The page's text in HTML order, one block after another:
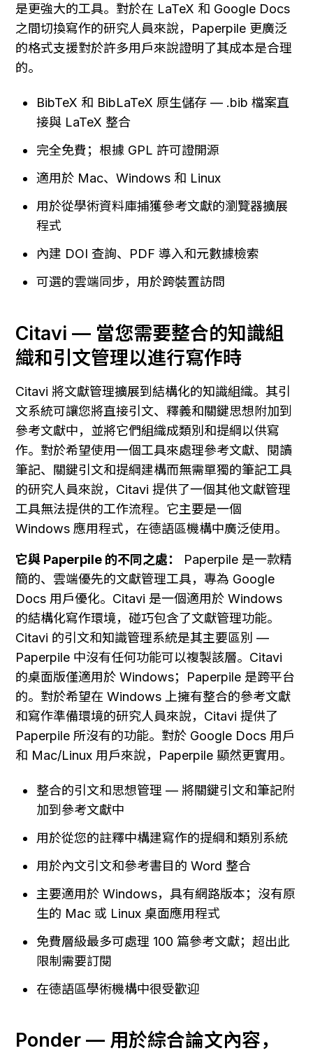
是更強大的工具。對於在 LaTeX 和 Google Docs
之間切換寫作的研究人員來說，Paperpile 更廣泛
的格式支援對於許多用戶來說證明了其成本是合理
的。
BibTeX 和 BibLaTeX 原生儲存 — .bib 檔案直
接與 LaTeX 整合
完全免費；根據 GPL 許可證開源
適用於 Mac、Windows 和 Linux
用於從學術資料庫捕獲參考文獻的瀏覽器擴展
程式
內建 DOI 查詢、PDF 導入和元數據檢索
可選的雲端同步，用於跨裝置訪問
Citavi — 當您需要整合的知識組
織和引文管理以進行寫作時
Citavi 將文獻管理擴展到結構化的知識組織。其引
文系統可讓您將直接引文、釋義和關鍵思想附加到
參考文獻中，並將它們組織成類別和提綱以供寫
作。對於希望使用一個工具來處理參考文獻、閱讀
筆記、關鍵引文和提綱建構而無需單獨的筆記工具
的研究人員來說，Citavi 提供了一個其他文獻管理
工具無法提供的工作流程。它主要是一個
Windows 應用程式，在德語區機構中廣泛使用。
它與 Paperpile 的不同之處：
Paperpile 是一款精
簡的、雲端優先的文獻管理工具，專為 Google
Docs 用戶優化。Citavi 是一個適用於 Windows
的結構化寫作環境，碰巧包含了文獻管理功能。
Citavi 的引文和知識管理系統是其主要區別 —
Paperpile 中沒有任何功能可以複製該層。Citavi
的桌面版僅適用於 Windows；Paperpile 是跨平台
的。對於希望在 Windows 上擁有整合的參考文獻
和寫作準備環境的研究人員來說，Citavi 提供了
Paperpile 所沒有的功能。對於 Google Docs 用戶
和 Mac/Linux 用戶來說，Paperpile 顯然更實用。
整合的引文和思想管理 — 將關鍵引文和筆記附
加到參考文獻中
用於從您的註釋中構建寫作的提綱和類別系統
用於內文引文和參考書目的 Word 整合
主要適用於 Windows，具有網路版本；沒有原
生的 Mac 或 Linux 桌面應用程式
免費層級最多可處理 100 篇參考文獻；超出此
限制需要訂閱
在德語區學術機構中很受歡迎
Ponder — 用於綜合論文內容，